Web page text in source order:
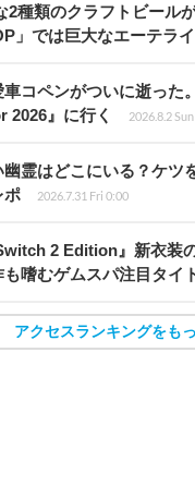
2種類のクラフトビー
」では巨大なエーテラ
コペンがついに逝った
2026』に行く
2026.8.2
霊はどこにいる？ケツ
ポ
2026.7.31 Fri 0:00
2 Edition』新衣装
嗜むゲムスパ注目タイ
アクセスランキングをも